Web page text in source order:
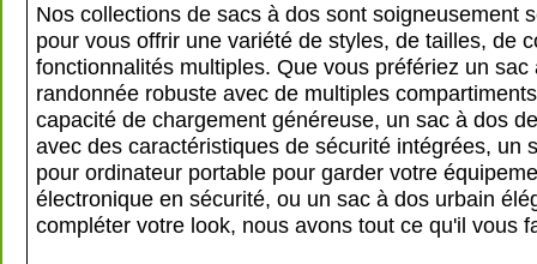
Nos collections de sacs à dos sont soigneusement
pour vous offrir une variété de styles, de tailles, de
fonctionnalités multiples. Que vous préfériez un sac
randonnée robuste avec de multiples
capacité de chargement généreuse, un sac à dos
avec des caractéristiques de sécurité intégrées, un
pour ordinateur portable pour garder votre
électronique en sécurité, ou un sac à dos urbain
compléter votre look, nous avons tout ce qu'il vous